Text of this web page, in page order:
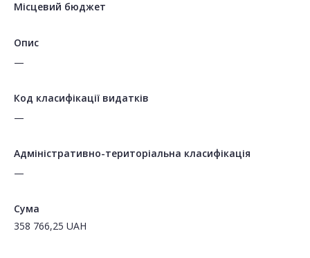
Місцевий бюджет
Опис
—
Код класифікації видатків
—
Адміністративно-територіальна класифікація
—
Сума
358 766,25 UAH